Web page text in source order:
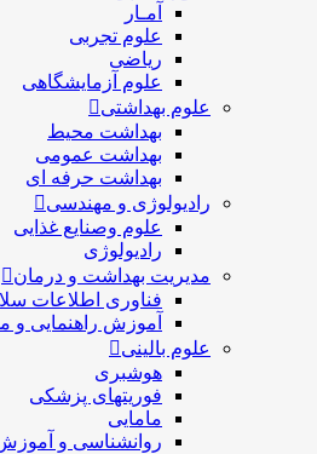
آمـار
علوم تجربی
ریاضی
علوم آزمایشگاهی
علوم بهداشتی
بهداشت محیط
بهداشت عمومی
بهداشت حرفه ای
رادیولوژی و مهندسی
علوم وصنایع غذایی
رادیولوژی
مدیریت بهداشت و درمان
فناوری اطلاعات
آموزش راهنمایی و
علوم بالینی
هوشبری
فوریتهای پزشکی
مامایی
روانشناسی و آموزش